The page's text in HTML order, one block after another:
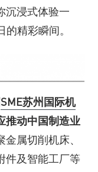
沉浸式体验一
的精彩瞬间。
SME苏州国际机
推动中国制造业
金属切削机床、
件及智能工厂等